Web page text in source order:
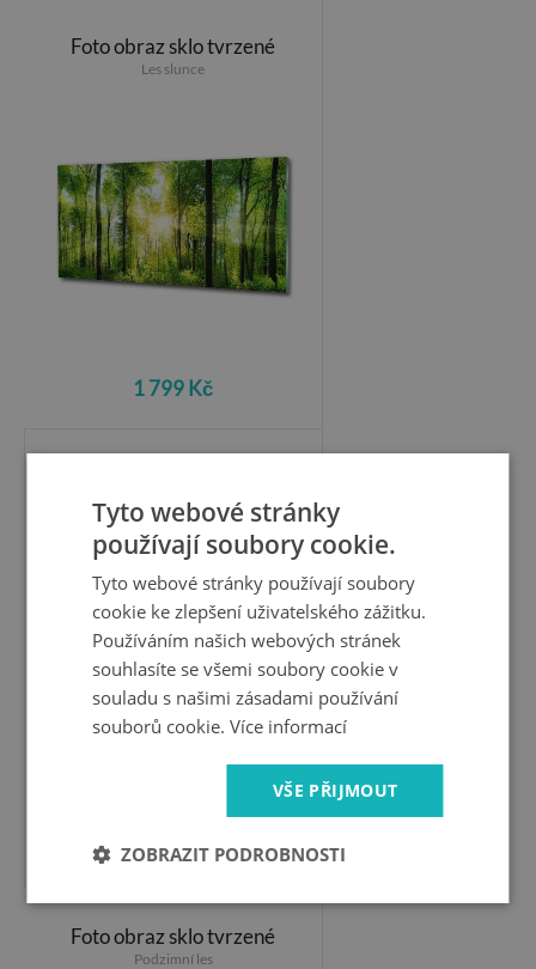
Foto obraz sklo tvrzené
Les slunce
1 799 Kč
horizontální
1 799 Kč
Foto obraz sklo tvrzené
Podzimní les
Tyto webové stránky
používají soubory cookie.
Tyto webové stránky používají soubory
cookie ke zlepšení uživatelského zážitku.
Používáním našich webových stránek
souhlasíte se všemi soubory cookie v
souladu s našimi zásadami používání
souborů cookie.Více informací
VŠE PŘIJMOUT
ZOBRAZIT PODROBNOSTI